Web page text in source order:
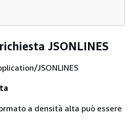
JSONLINES
JSONLINES
a densità alta può essere